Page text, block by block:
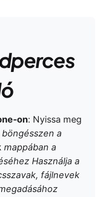
on: Nyissa meg
böngésszen a
mappában a
Használja a
fájlnevek